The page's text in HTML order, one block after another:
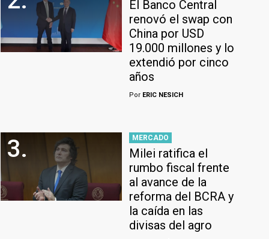
El Banco Central
renovó el swap con
China por USD
19.000 millones y lo
extendió por cinco
años
Por ERIC NESICH
3. MERCADO
Milei ratifica el
rumbo fiscal frente
al avance de la
reforma del BCRA y
la caída en las
divisas del agro